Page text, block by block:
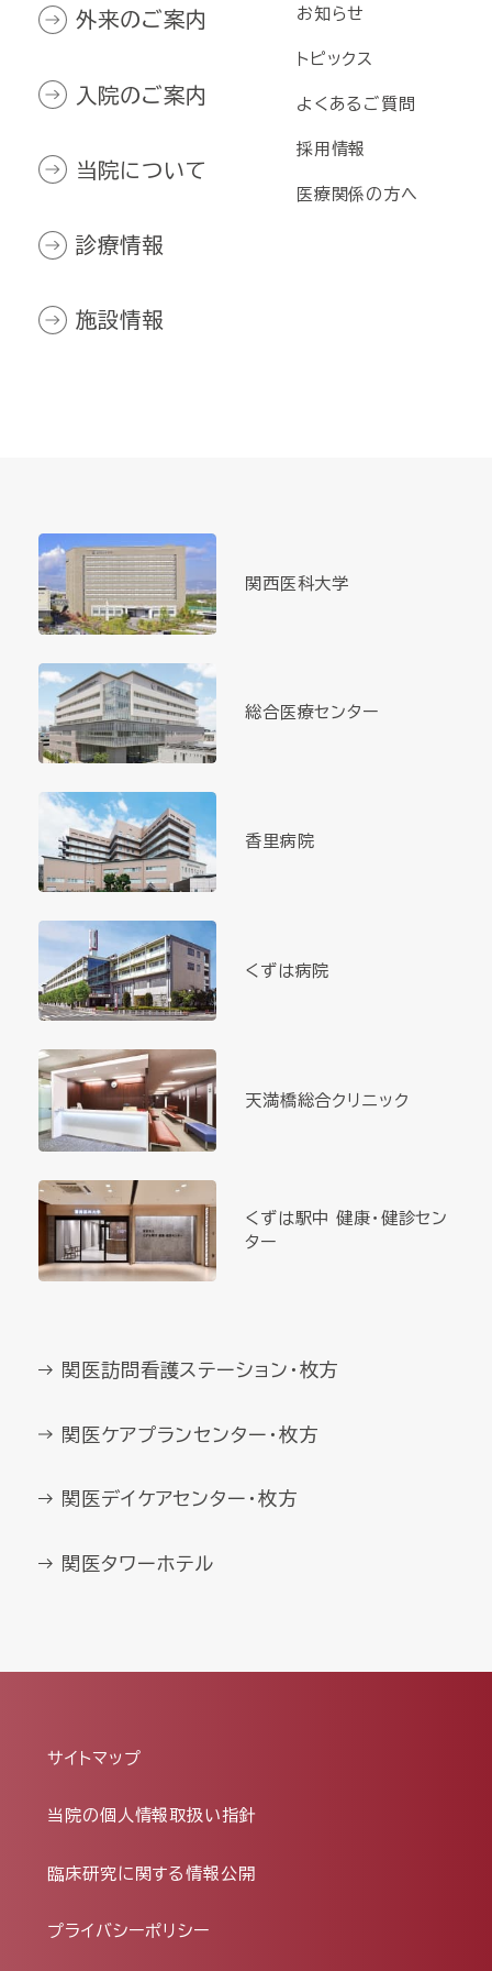
外来のご案内
入院のご案内
当院について
診療情報
施設情報
お知らせ
トピックス
よくあるご質問
採用情報
医療関係の方へ
関西医科大学
総合医療センター
香里病院
くずは病院
天満橋総合クリニック
くずは駅中 健康・健診セン
ター
関医訪問看護ステーション・枚方
関医ケアプランセンター・枚方
関医デイケアセンター・枚方
関医タワーホテル
サイトマップ
当院の個人情報取扱い指針
臨床研究に関する情報公開
プライバシーポリシー